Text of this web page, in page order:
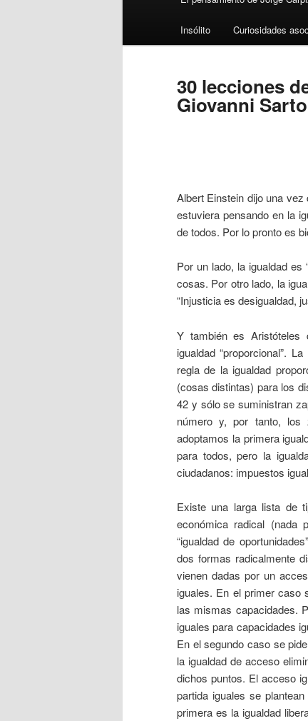
Insólito Curiosidades
30 lecciones
Giovanni
Albert Einstein dijo una
estuviera pensando en la
de todos. Por lo pronto es
Por un lado, la igualdad es
cosas. Por otro lado, la
“Injusticia es desigualdad,
Y también es Aristóteles
igualdad “proporcional”.
regla de la igualdad
(cosas distintas) para los
42 y sólo se suministran
número y, por tanto, los
adoptamos la primera
para todos, pero la
ciudadanos: impuestos
Existe una larga lista de
económica radical (nada
“igualdad de
dos formas radicalmente
vienen dadas por un
iguales. En el primer caso
las mismas capacidades.
iguales para capacidades
En el segundo caso se
la igualdad de acceso
dichos puntos. El acceso
partida iguales se
primera es la igualdad